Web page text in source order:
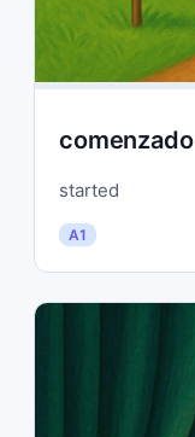
comenzado
started
A1